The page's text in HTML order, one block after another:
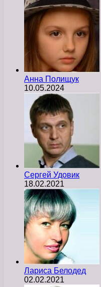
Анна Полищук
10.05.2024
Сергей Удовик
18.02.2021
Лариса Белодед
02.02.2021